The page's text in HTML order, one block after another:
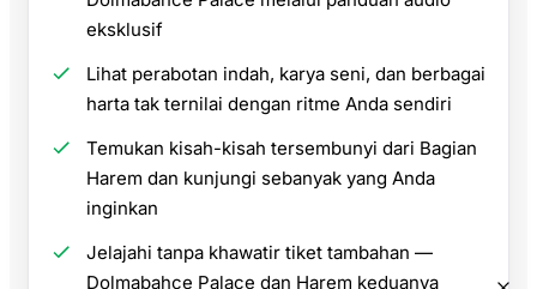
eksklusif
Lihat perabotan indah, karya seni, dan berbagai
harta tak ternilai dengan ritme Anda sendiri
Temukan kisah-kisah tersembunyi dari Bagian
Harem dan kunjungi sebanyak yang Anda
inginkan
Jelajahi tanpa khawatir tiket tambahan —
Dolmabahce Palace dan Harem keduanya